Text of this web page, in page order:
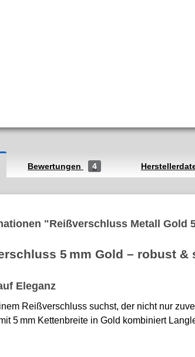
Bewertungen 4
"Reißverschluss Metall Gold
5 mm Gold – robust &
Eleganz
Reißverschluss suchst, der nicht nur
5 mm Kettenbreite in Gold kombiniert